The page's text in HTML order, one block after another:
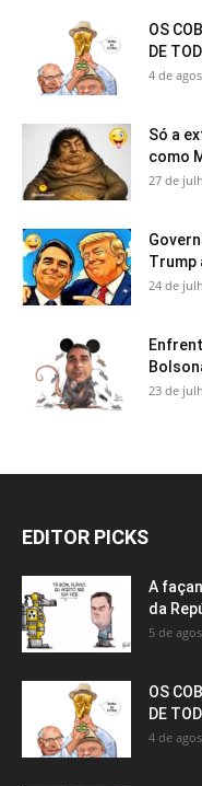
OS
DE
4 de
Só a
como
27 de
Trump
24 de
23 de
EDITOR PICKS
A
da
5 de
OS
DE
4 de